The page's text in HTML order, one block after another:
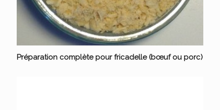
Préparation complète pour fricadelle (bœuf ou porc)